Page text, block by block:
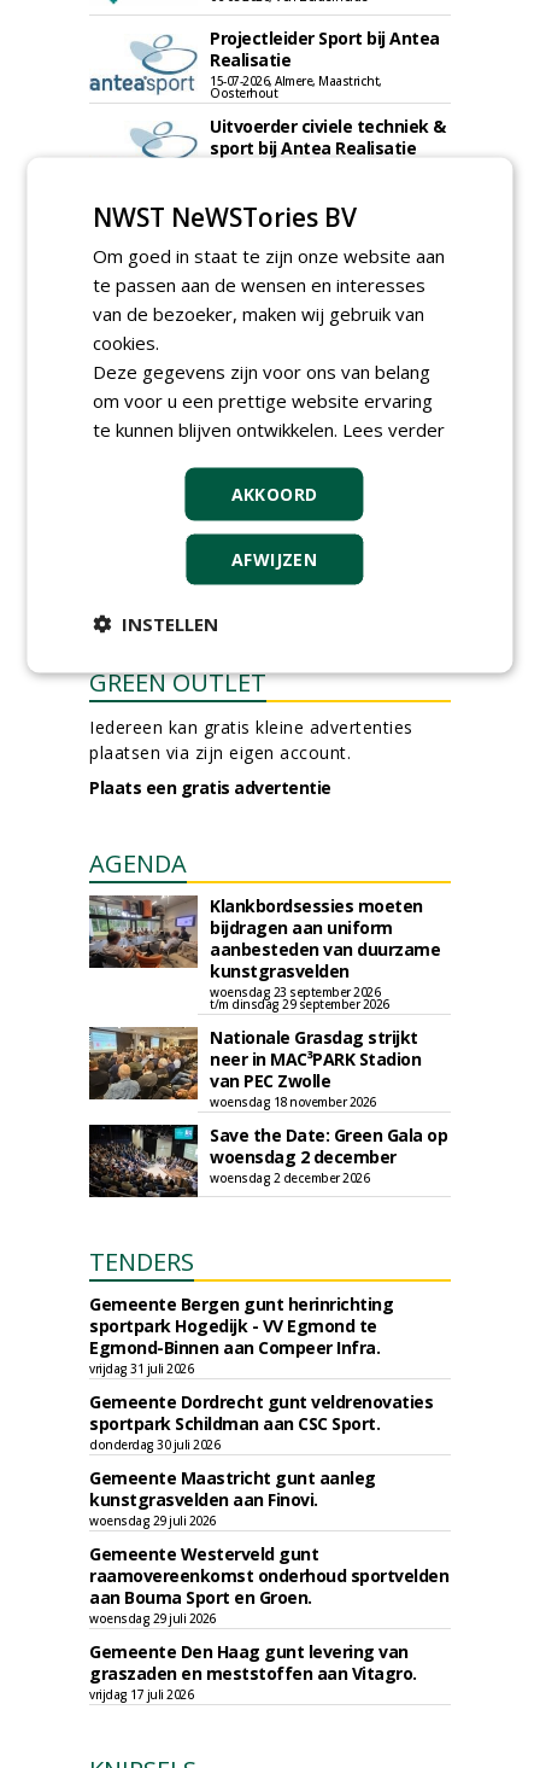
Projectleider Sport bij Antea
Realisatie
15-07-2026, Almere, Maastricht,
Oosterhout
Uitvoerder civiele techniek &
sport bij Antea Realisatie
Meewerkend Voorman
Sportvelden bij
Werkorganisatie BUCH
09-07-2026, Castricum en Uitgeest
Allround
magazijnmedewerker
Nederland B.V.
06-08-2026, Ven Zelderheide
Groeiplaats specialist bij
30-07-2026, Schalkwijk
Boominspecteur bij
Boomtotaalzorg24-40 uur
30-07-2026, Schalkwijk
GREEN OUTLET
Iedereen kan gratis kleine advertenties
plaatsen via zijn eigen account.
Plaats een gratis advertentie
AGENDA
Klankbordsessies moeten
bijdragen aan uniform
aanbesteden van duurzame
kunstgrasvelden
woensdag 23 september 2026
t/m dinsdag 29 september 2026
Nationale Grasdag strijkt
neer in MAC³PARK Stadion
van PEC Zwolle
woensdag 18 november 2026
Save the Date: Green Gala op
woensdag 2 december
woensdag 2 december 2026
TENDERS
Gemeente Bergen gunt herinrichting
sportpark Hogedijk - VV Egmond te
Egmond-Binnen aan Compeer Infra.
vrijdag 31 juli 2026
Gemeente Dordrecht gunt veldrenovaties
sportpark Schildman aan CSC Sport.
donderdag 30 juli 2026
Gemeente Maastricht gunt aanleg
kunstgrasvelden aan Finovi.
woensdag 29 juli 2026
Gemeente Westerveld gunt
raamovereenkomst onderhoud sportvelden
aan Bouma Sport en Groen.
woensdag 29 juli 2026
Gemeente Den Haag gunt levering van
graszaden en meststoffen aan Vitagro.
vrijdag 17 juli 2026
NWST NeWSTories BV
Om goed in staat te zijn onze website aan
te passen aan de wensen en interesses
van de bezoeker, maken wij gebruik van
cookies.
Deze gegevens zijn voor ons van belang
om voor u een prettige website ervaring
te kunnen blijven ontwikkelen. Lees verder
AKKOORD
AFWIJZEN
INSTELLEN